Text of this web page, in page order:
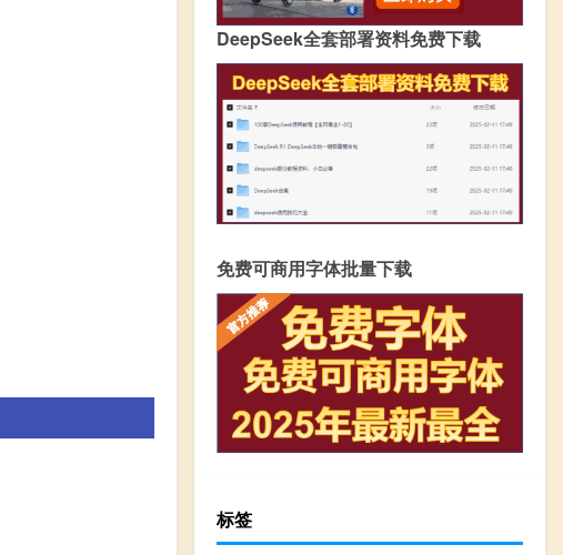
DeepSeek全套部署资料免费下载
免费可商用字体批量下载
标签